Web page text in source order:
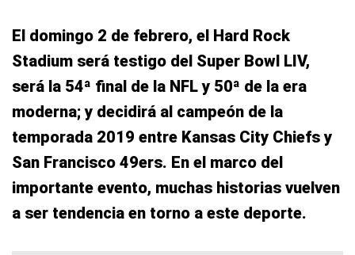
El domingo 2 de febrero, el Hard Rock
Stadium será testigo del Super Bowl LIV,
será la 54ª final de la NFL y 50ª de la era
moderna; y decidirá al campeón de la
temporada 2019 entre Kansas City Chiefs y
San Francisco 49ers. En el marco del
importante evento, muchas historias vuelven
a ser tendencia en torno a este deporte.